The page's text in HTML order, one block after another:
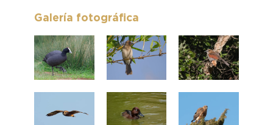
Galería fotográfica